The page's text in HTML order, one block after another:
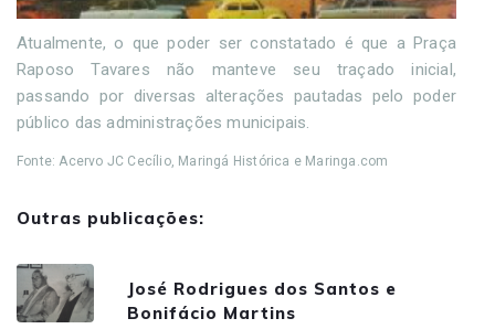
Atualmente, o que poder ser constatado é que a Praça
Raposo Tavares não manteve seu traçado inicial,
passando por diversas alterações pautadas pelo poder
público das administrações municipais.
Fonte: Acervo JC Cecílio, Maringá Histórica e Maringa.com
Outras publicações:
José Rodrigues dos Santos e
Bonifácio Martins